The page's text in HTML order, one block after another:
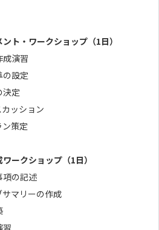
ト・ワークショップ（1日）
成演習
の設定
決定
カッション
ン策定
ークショップ（1日）
項の記述
サマリーの作成
習